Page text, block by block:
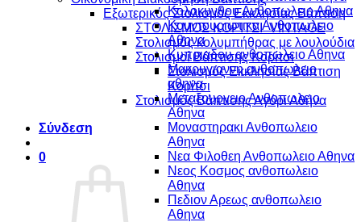
Εξωτερικός Στολισμός Εκκλησίας Βάπτιση
ΣΤΟΛΙΣΜΟΣ ΚΟΡΙΤΣΙ VINTAGE
Στολισμός κολυμπήθρας με λουλούδια
Στολισμοί Βάπτισης Κορίτσι
Στολισμός Εκκλησίας Βάπτιση
Κορίτσι
Στολισμός Βάπτισης Αγόρι Αθήνα
Σύνδεση
0
Κολοκυνθου Ανθοπωλειο Αθηνα
Κουντουριωτικα Ανθοπωλειο
Αθηνα
Κυπριαδου ανθοπωλειο Αθηνα
Μακρυγιαννη ανθοπωλειο
αθηνα
Μεταξουργειο Ανθοπωλειο
Αθηνα
Μοναστηρακι Ανθοπωλειο
Αθηνα
Νεα Φιλοθεη Ανθοπωλειο Αθηνα
Νεος Κοσμος ανθοπωλειο
Αθηνα
Πεδιον Αρεως ανθοπωλειο
Αθηνα